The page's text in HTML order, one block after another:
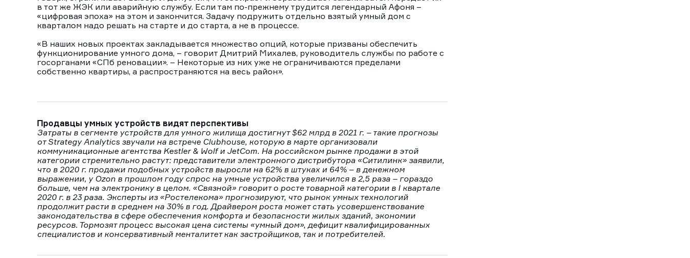
в тот же ЖЭК или аварийную службу. Если там по-прежнему трудится легендарный Афоня –
«цифровая эпоха» на этом и закончится. Задачу подружить отдельно взятый умный дом с
кварталом надо решать на старте и до старта, а не в процессе.
«В наших новых проектах закладывается множество опций, которые призваны обеспечить
функционирование умного дома, – говорит Дмитрий Михалев, руководитель службы по работе с
госорганами «СПб реновации». – Некоторые из них уже не ограничиваются пределами
собственно квартиры, а распространяются на весь район».
Продавцы умных устройств видят перспективы
Затраты в сегменте устройств для умного жилища достигнут $62 млрд в 2021 г. – такие прогнозы
от Strategy Analytics звучали на встрече Clubhouse, которую в марте организовали
коммуникационные агентства Kestler & Wolf и JetCom. На российском рынке продажи в этой
категории стремительно растут: представители электронного дистрибутора «Ситилинк» заявили,
что в 2020 г. продажи подобных устройств выросли на 62% в штуках и 64% – в денежном
выражении, у Ozon в прошлом году спрос на умные устройства увеличился в 2,5 раза – гораздо
больше, чем на электронику в целом. «Связной» говорит о росте товарной категории в I квартале
2020 г. в 23 раза. Эксперты из «Ростелекома» прогнозируют, что рынок умных технологий
продолжит расти в среднем на 30% в год. Драйвером роста может стать усовершенствование
законодательства в сфере обеспечения комфорта и безопасности жилых зданий, экономии
ресурсов. Тормозят процесс высокая цена системы «умный дом», дефицит квалифицированных
специалистов и консервативный менталитет как застройщиков, так и потребителей.